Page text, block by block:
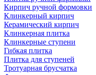
Кирпич ручной формовки
Клинкерный кирпич
Керамический кирпич
Клинкерная плитка
Клинкерные ступени
Гибкая плитка
Плитка для ступеней
Тротуарная брусчатка